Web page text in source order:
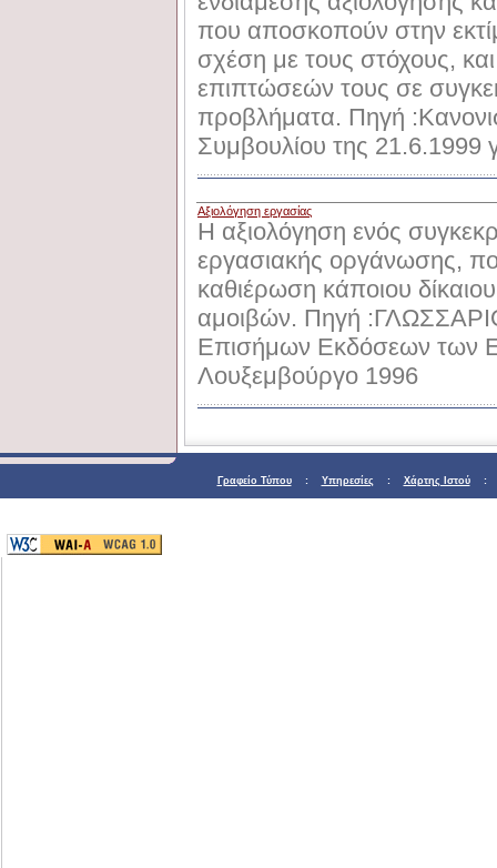
που αποσκοπούν στην
σχέση με τους στόχους,
επιπτώσεών τους σε
προβλήματα. Πηγή
Συμβουλίου της 21.6.1999
Αξιολόγηση εργασίας
Η αξιολόγηση ενός
εργασιακής οργάνωσης,
καθιέρωση κάποιου
αμοιβών. Πηγή
Επισήμων Εκδόσεων των
Λουξεμβούργο 1996
Γραφείο Τύπου: Υπηρεσίες : Χάρτης Ιστού